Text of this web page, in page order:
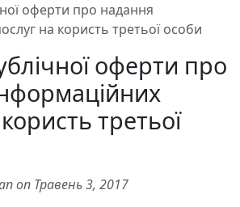
оферти про надання
на користь третьої особи
оферти про
третьої
on Травень 3, 2017